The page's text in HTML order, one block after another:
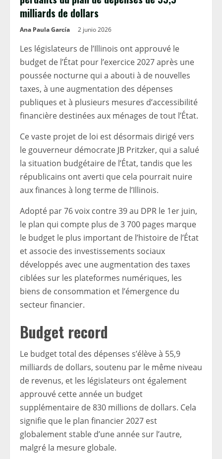
milliards de dollars
Ana Paula García 2 junio 2026
Les législateurs de l’Illinois ont approuvé le
budget de l’État pour l’exercice 2027 après une
poussée nocturne qui a abouti à de nouvelles
taxes, à une augmentation des dépenses
publiques et à plusieurs mesures d’accessibilité
financière destinées aux ménages de tout l’État.
Ce vaste projet de loi est désormais dirigé vers
le gouverneur démocrate JB Pritzker, qui a salué
la situation budgétaire de l’État, tandis que les
républicains ont averti que cela pourrait nuire
aux finances à long terme de l’Illinois.
Adopté par 76 voix contre 39 au DPR le 1er juin,
le plan qui compte plus de 3 700 pages marque
le budget le plus important de l’histoire de l’État
et associe des investissements sociaux
développés avec une augmentation des taxes
ciblées sur les plateformes numériques, les
biens de consommation et l’émergence du
secteur financier.
Budget record
Le budget total des dépenses s’élève à 55,9
milliards de dollars, soutenu par le même niveau
de revenus, et les législateurs ont également
approuvé cette année un budget
supplémentaire de 830 millions de dollars. Cela
signifie que le plan financier 2027 est
globalement stable d’une année sur l’autre,
malgré la mesure globale.